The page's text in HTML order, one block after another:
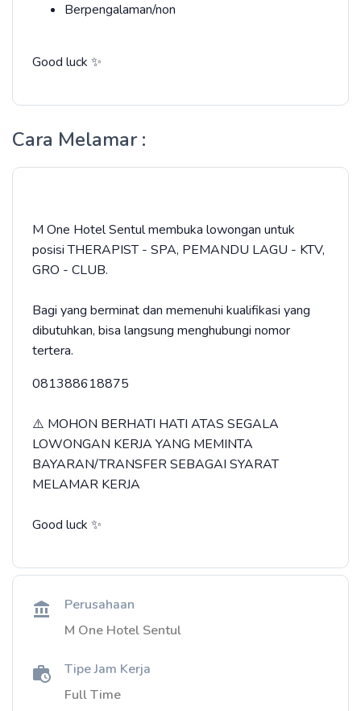
Berpengalaman/non
Good luck ✨
Cara Melamar :
M One Hotel Sentul membuka lowongan untuk
posisi THERAPIST - SPA, PEMANDU LAGU - KTV,
GRO - CLUB.
Bagi yang berminat dan memenuhi kualifikasi yang
dibutuhkan, bisa langsung menghubungi nomor
tertera.
081388618875
⚠️ MOHON BERHATI HATI ATAS SEGALA
LOWONGAN KERJA YANG MEMINTA
BAYARAN/TRANSFER SEBAGAI SYARAT
MELAMAR KERJA
Good luck ✨
Perusahaan
M One Hotel Sentul
Tipe Jam Kerja
Full Time